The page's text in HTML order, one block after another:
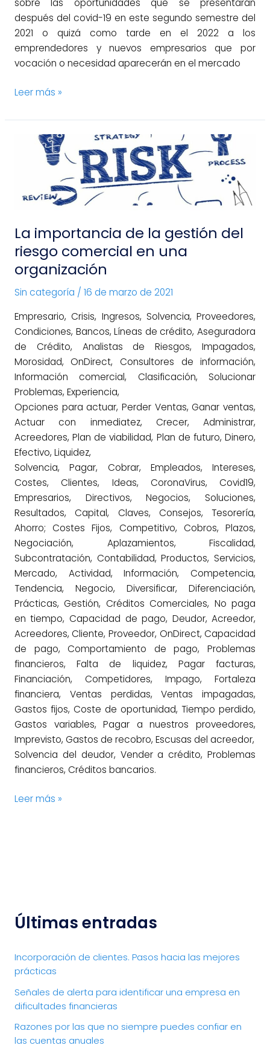
después del covid-19 en este segundo semestre del
2021 o quizá como tarde en el 2022 a los
emprendedores y nuevos empresarios que por
vocación o necesidad aparecerán en el mercado
Leer más »
La importancia de la gestión del
riesgo comercial en una
organización
Sin categoría / 16 de marzo de 2021
Empresario, Crisis, Ingresos, Solvencia, Proveedores,
Condiciones, Bancos, Líneas de crédito, Aseguradora
de Crédito, Analistas de Riesgos, Impagados,
Morosidad, OnDirect, Consultores de información,
Información comercial, Clasificación, Solucionar
Problemas, Experiencia,
Opciones para actuar, Perder Ventas, Ganar ventas,
Actuar con inmediatez, Crecer, Administrar,
Acreedores, Plan de viabilidad, Plan de futuro, Dinero,
Efectivo, Liquidez,
Solvencia, Pagar, Cobrar, Empleados, Intereses,
Costes, Clientes, Ideas, CoronaVirus, Covid19,
Empresarios, Directivos, Negocios, Soluciones,
Resultados, Capital, Claves, Consejos, Tesorería,
Ahorro; Costes Fijos, Competitivo, Cobros, Plazos,
Negociación, Aplazamientos, Fiscalidad,
Subcontratación, Contabilidad, Productos, Servicios,
Mercado, Actividad, Información, Competencia,
Tendencia, Negocio, Diversificar, Diferenciación,
Prácticas, Gestión, Créditos Comerciales, No paga
en tiempo, Capacidad de pago, Deudor, Acreedor,
Acreedores, Cliente, Proveedor, OnDirect, Capacidad
de pago, Comportamiento de pago, Problemas
financieros, Falta de liquidez, Pagar facturas,
Financiación, Competidores, Impago, Fortaleza
financiera, Ventas perdidas, Ventas impagadas,
Gastos fijos, Coste de oportunidad, Tiempo perdido,
Gastos variables, Pagar a nuestros proveedores,
Imprevisto, Gastos de recobro, Escusas del acreedor,
Solvencia del deudor, Vender a crédito, Problemas
financieros, Créditos bancarios.
importancia
gestión
riesgo
comercial
una
organización
Leer más »
Últimas entradas
Incorporación de clientes. Pasos hacia las mejores
prácticas
Señales de alerta para identificar una empresa en
dificultades financieras
Razones por las que no siempre puedes confiar en
las cuentas anuales